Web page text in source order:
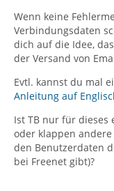
Wenn keine
Verbindungsdaten
dich auf die Idee,
der Versand von
Evtl. kannst du mal
Anleitung auf
Ist TB nur für dieses
oder klappen
den Benutzerdaten
bei Freenet gibt)?